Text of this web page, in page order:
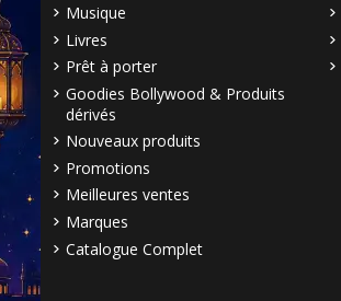
Musique
Livres
Prêt à porter
Goodies Bollywood & Produits
dérivés
Nouveaux produits
Promotions
Meilleures ventes
Marques
Catalogue Complet